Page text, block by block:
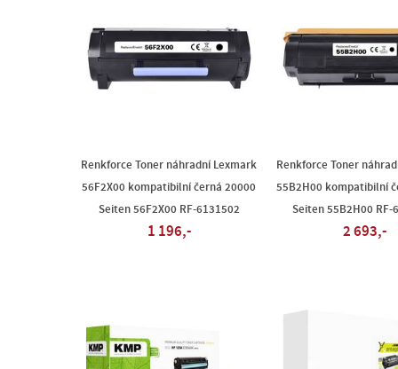
Renkforce Toner náhradní Lexmark
56F2X00 kompatibilní černá 20000
Seiten 56F2X00 RF-6131502
1 196,-
Renkforce Toner
55B2H00 kompatibilní
Seiten 55B2H00 RF-
2 693,-